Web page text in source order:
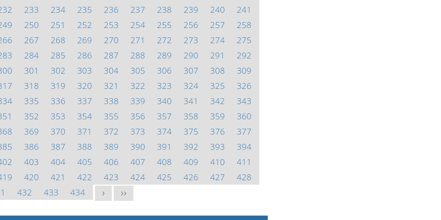
233 234 235 236 237 238 239 240
241
250 251 252 253 254 255 256 257
258
267 268 269 270 271 272 273 274
275
284 285 286 287 288 289 290 291
292
301 302 303 304 305 306 307 308
309
318 319 320 321 322 323 324 325
326
335 336 337 338 339 340 341 342
343
352 353 354 355 356 357 358 359
360
369 370 371 372 373 374 375 376
377
386 387 388 389 390 391 392 393
394
403 404 405 406 407 408 409 410
411
420 421 422 423 424 425 426 427
428
432 433 434 > >>